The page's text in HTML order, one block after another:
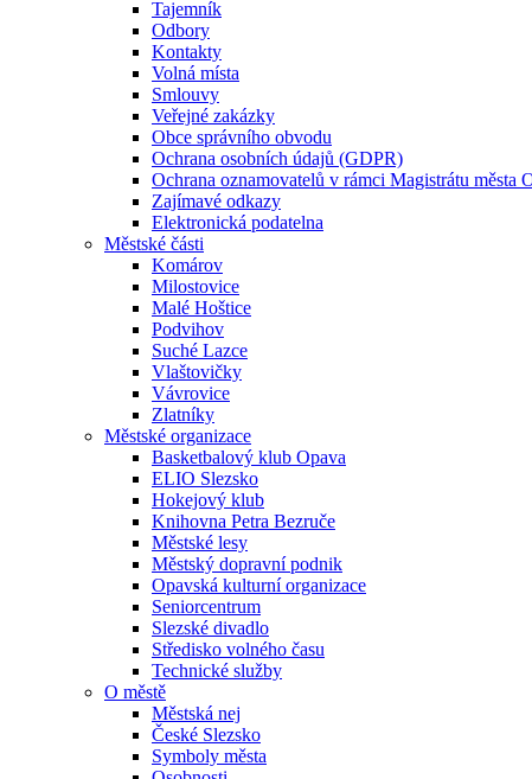
Tajemník
Odbory
Kontakty
Volná místa
Smlouvy
Veřejné zakázky
Obce správního obvodu
Ochrana osobních údajů (GDPR)
Ochrana oznamovatelů v rámci Magistrátu města
Zajímavé odkazy
Elektronická podatelna
Městské části
Komárov
Milostovice
Malé Hoštice
Podvihov
Suché Lazce
Vlaštovičky
Vávrovice
Zlatníky
Městské organizace
Basketbalový klub Opava
ELIO Slezsko
Hokejový klub
Knihovna Petra Bezruče
Městské lesy
Městský dopravní podnik
Opavská kulturní organizace
Seniorcentrum
Slezské divadlo
Středisko volného času
Technické služby
O městě
Městská nej
České Slezsko
Symboly města